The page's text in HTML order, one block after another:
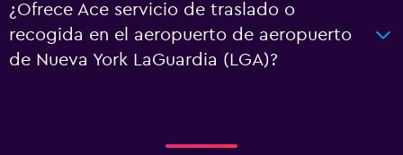
¿Ofrece Ace servicio de traslado o
recogida en el aeropuerto de aeropuerto
de Nueva York LaGuardia (LGA)?